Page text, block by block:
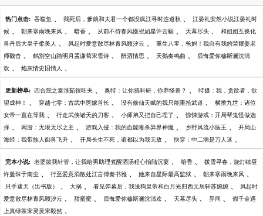
热门点击: 吞噬鱼 、 我死后，爹娘和夫君一个都没疯江寻时连道秋 、 江晏礼安然小说江晏礼时
候 、 朝来寒雨晚来风 、 暗香 、 从前不待春风慢祝如星许云毅 、 天幕尽头 、 和姐姐互换化
兽丹后大皇子柔美人 、 风起时爱意散尽林青风顾汐云 、 重生八零，爸妈！我自有我的荣耀姜老
师魏杳 、 鹤别空山踏明月孟谦荀宋雪诗 、 醉酒情思 、 天鹅奏鸣曲 、 后悔爱你穆斯澜沈清
欢 、 炮灰情史旧情人 、
更新榜单: 四合院之秦淮茹很旺夫 、 奥特：让你搞科研，你养怪兽？ 、 特摄：我，贪欲者，欲
望成神！ 、 穿越七零：古武中医嫁首长 、 没有修仙天赋的我只能重拾武道 、 横推九世：诸位
女帝一直在等我 、 行走武侠诸天的刀客 、 小师弟又把自己埋了 、 惊悚游戏：开局帮鬼怪做选
择 、 网游：无垠无尽之主 、 游戏入侵：我的血能毒杀异界神魔 、 乡野风流小医王 、 开局山
海经：我带族人御兽飞升 、 开局长生不死，谁都以为我无敌 、 快穿：中二病是万人迷 、
完本小说: 老婆拔我针管，让我给男助理煮醒酒汤程心怡陆沉宴 、 暗香 、 拨雪寻春，烧灯续昼
许曼珠于南尘 、 行至爱意消散处江言傅秦书雅 、 她来自星际最高监狱 、 朝来寒雨晚来风 、
只手遮天（出书版） 、 大祸 、 看见弹幕后，我送狗皇帝和白月光归西元辰轩苏婉婉 、 风起时
爱意散尽林青风顾汐云 、 甜蜜蜜 、 后悔爱你穆斯澜沈清欢 、 天幕尽头 、 异间 、 假千金遇
上真绿茶宋灵灵宋毅然 、